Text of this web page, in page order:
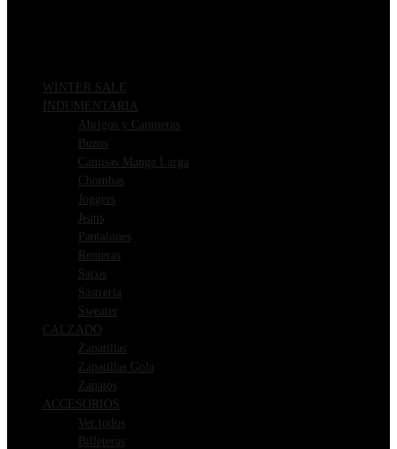
WINTER SALE
INDUMENTARIA
Abrigos y Camperas
Buzos
Camisas Manga Larga
Chombas
Joggers
Jeans
Pantalones
Remeras
Sacos
Sastrería
Sweater
CALZADO
Zapatillas
Zapatillas Gola
Zapatos
ACCESORIOS
Ver todos
Billeteras